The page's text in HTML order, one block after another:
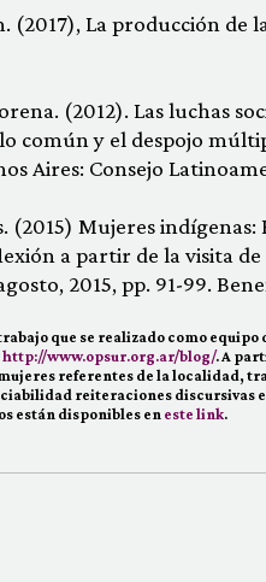
(2017), La producción
(2012). Las luchas
común y el despojo
Aires: Consejo
(2015) Mujeres
a partir de la visita de
2015, pp. 91-99.
que se realizado como
http://www.opsur.org.ar/blog/. A
referentes de la localidad,
reiteraciones discursivas
están disponibles en este link.